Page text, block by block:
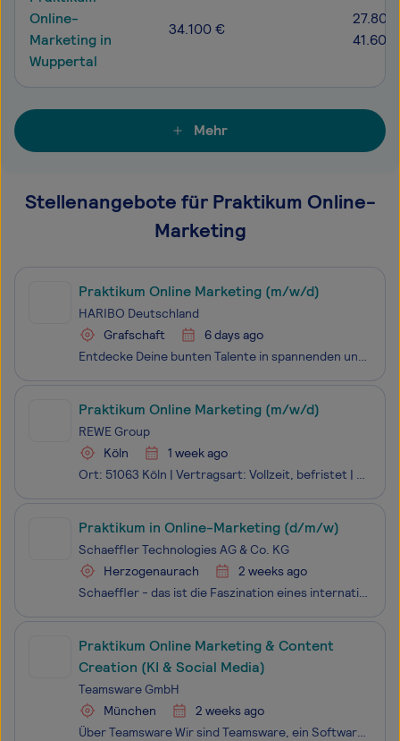
Online-
Marketing in
Wuppertal
34.100 €
Mehr
Stellenangebote für Praktikum Online-
Marketing
Praktikum Online Marketing (m/w/d)
HARIBO Deutschland
Grafschaft
6 days ago
Entdecke Deine bunten Talente in spannenden und verantwortungsvollen Aufgaben. Werde jetzt Teil des über 8.500-köpfigen HARIBO-Teams in 26 Ländern. Als Fruchtgummi-Nr. 1 haben wir ein gemeinsames Ziel: Freude in die Welt zu bringen. Mit Begeisterung für unsere Marke freuen sich Deine zukünftigen Kol
Praktikum Online Marketing (m/w/d)
REWE Group
Köln
1 week ago
Ort: 51063 Köln | Vertragsart: Vollzeit, befristet | Start: ab sofort | Job-ID: 967380 Was wir zusammen vorhaben: Bei uns nimmst du aktiv am Aufbau in einem der spannendsten Digitalprojekte eines führenden Handels- und Touristikunternehmens in E
Praktikum in Online-Marketing (d/m/w)
Schaeffler Technologies AG & Co. KG
Herzogenaurach
2 weeks ago
Schaeffler - das ist die Faszination eines internationalen Technologie-Konzerns, verbunden mit der Kultur eines Familienunternehmens. Als Partner aller bedeutenden Automobilhersteller sowie zahlreicher Kunden im Industriebereich bieten wir Ihnen viel Raum für Ihre persönliche Entfaltung. Grundvorau
Praktikum Online Marketing & Content
Creation (KI & Social Media)
Teamsware GmbH
München
2 weeks ago
Über Teamsware Wir sind Teamsware, ein Softwareunternehmen und Pionier der digitalen Transformation in der Baubranche. Unsere Projekt- und Unternehmensplattform auf Basis von Microsoft 365, insbesondere Microsoft Teams und SharePoint, unterstützt Bauunternehmen dabei, Projekte effizienter zu organis